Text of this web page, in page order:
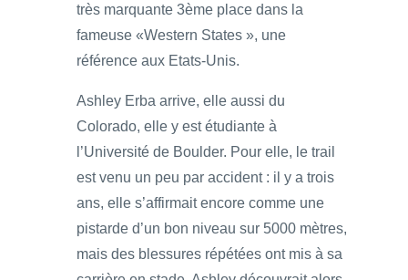
très marquante 3ème place dans la
fameuse «Western States », une
référence aux Etats-Unis.
Ashley Erba arrive, elle aussi du
Colorado, elle y est étudiante à
l’Université de Boulder. Pour elle, le trail
est venu un peu par accident : il y a trois
ans, elle s’affirmait encore comme une
pistarde d’un bon niveau sur 5000 mètres,
mais des blessures répétées ont mis à sa